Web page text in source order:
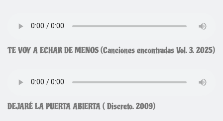
TE VOY A ECHAR DE MENOS (Canciones encontradas Vol. 3. 2025)
DEJARÉ LA PUERTA ABIERTA ( Discreto. 2009)